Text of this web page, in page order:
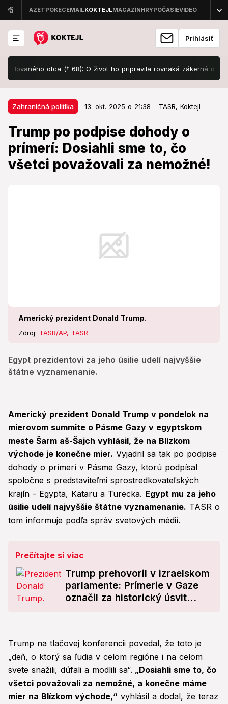
Prihlásiť
otca († 68): O život ho pripravila rovnaká zákerná diagnóza
Zahraničná politika 13. okt. 2025 o 21:38 TASR, Koktejl
Trump po podpise dohody o
prímerí: Dosiahli sme to, čo
všetci považovali za nemožné!
Americký prezident Donald Trump.
Zdroj: TASR/AP, TASR
Egypt prezidentovi za jeho úsilie udelí najvyššie
štátne vyznamenanie.
Zahraničná politika 13. okt. 2025 o 21:38
Trump po podpise dohody o
prímerí: Dosiahli sme to, čo všetci
považovali za nemožné!
Americký prezident Donald Trump v pondelok na
mierovom summite o Pásme Gazy v egyptskom
meste Šarm aš-Šajch vyhlásil, že na Blízkom
východe je konečne mier. Vyjadril sa tak po podpise
dohody o prímerí v Pásme Gazy, ktorú podpísal
spoločne s predstaviteľmi sprostredkovateľských
krajín - Egypta, Kataru a Turecka. Egypt mu za jeho
úsilie udelí najvyššie štátne vyznamenanie. TASR o
tom informuje podľa správ svetových médií.
Prečítajte si viac
Trump prehovoril v izraelskom
parlamente: Prímerie v Gaze
označil za historický úsvit
Trump na tlačovej konferencii povedal, že toto je
„deň, o ktorý sa ľudia v celom regióne i na celom
svete snažili, dúfali a modlili sa“. „Dosiahli sme to, čo
všetci považovali za nemožné, a konečne máme
mier na Blízkom východe,“ vyhlásil a dodal, že teraz